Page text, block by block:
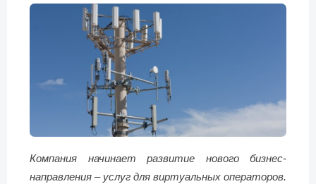
Компания начинает развитие нового бизнес-
направления – услуг для виртуальных операторов.